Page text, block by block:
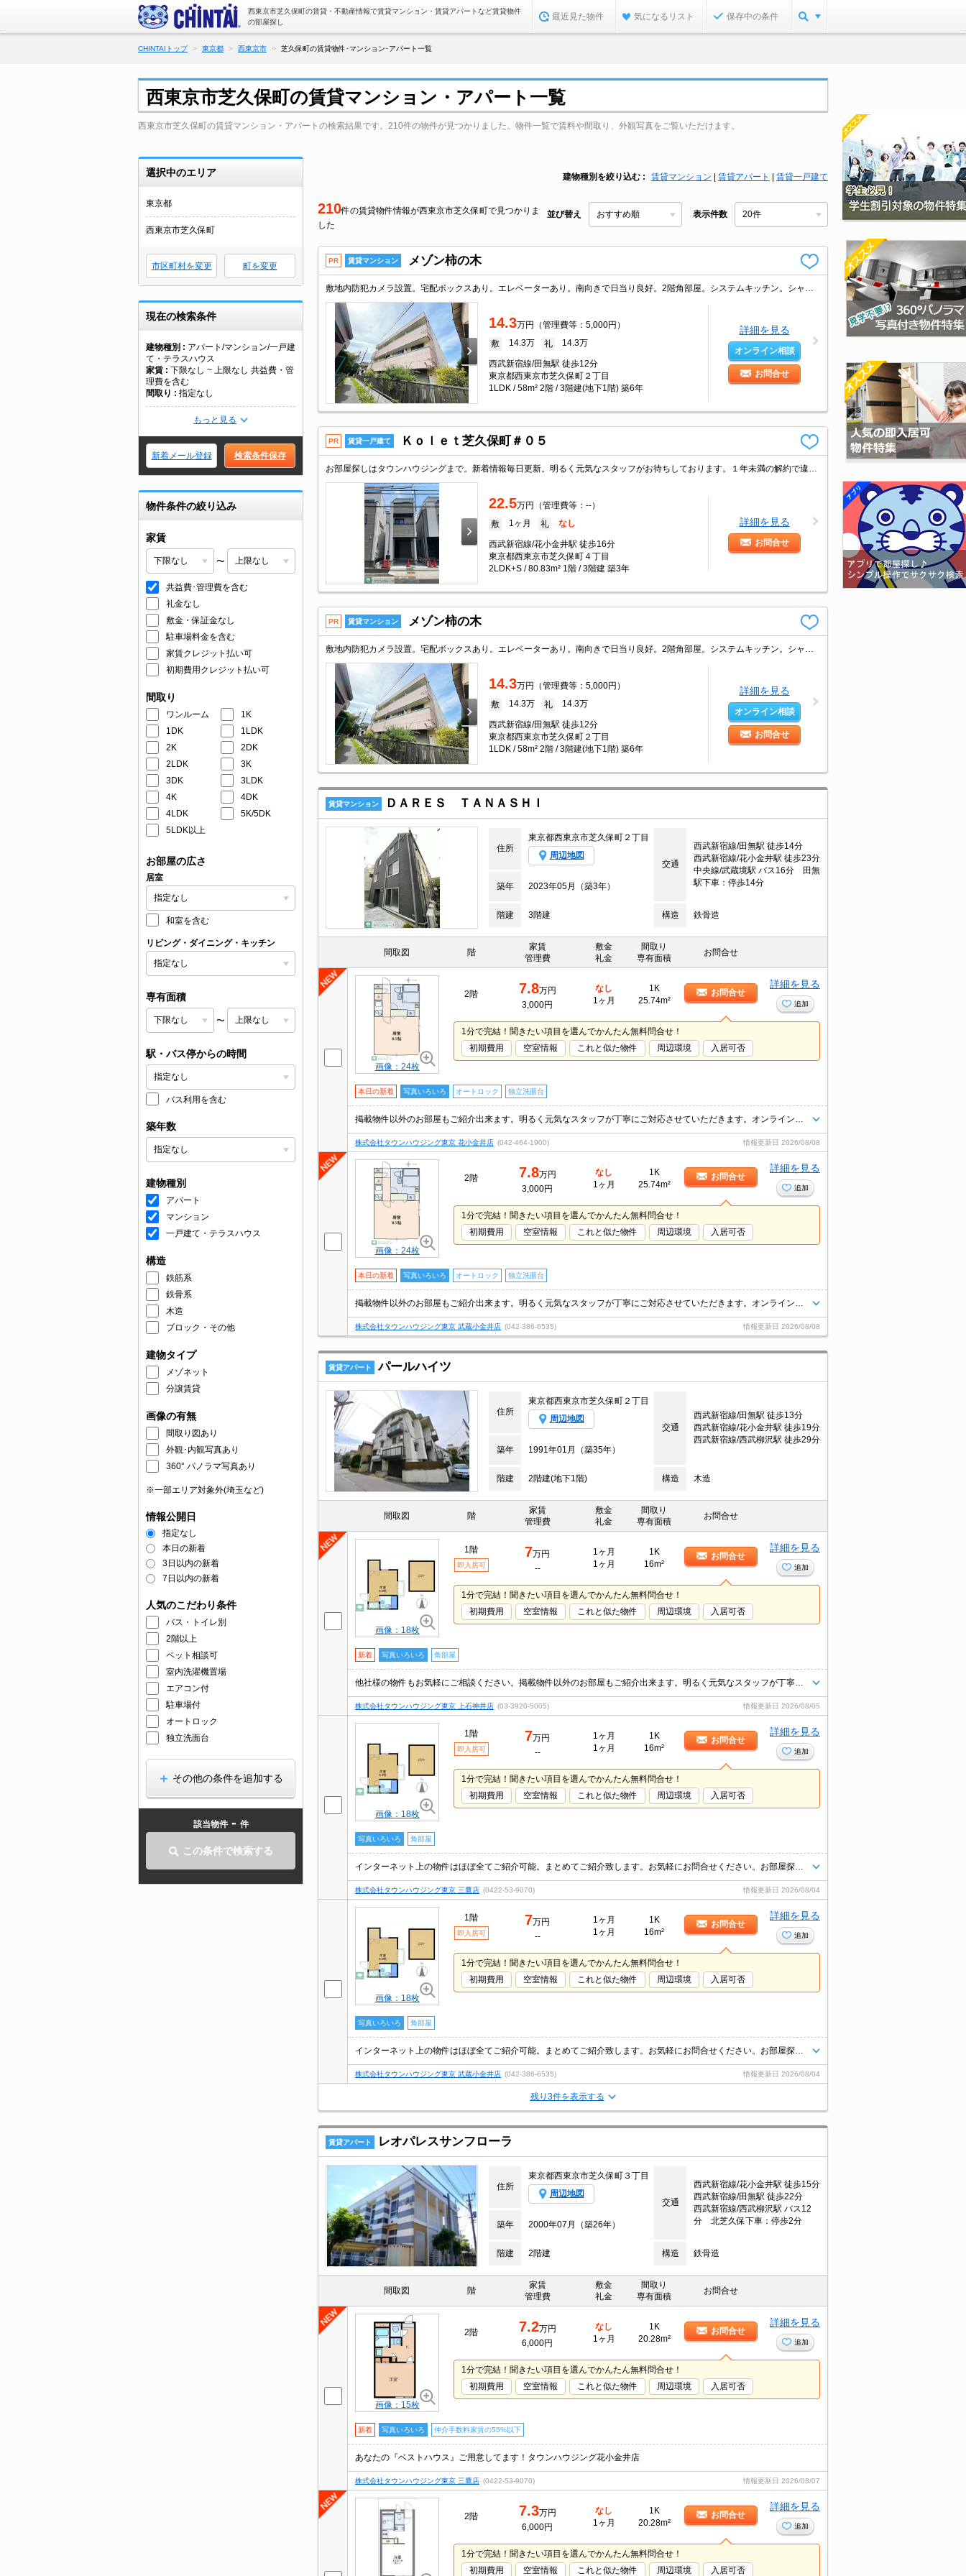
西東京市芝久保町の賃貸・不動産情報で賃貸マンション・賃貸アパートなど賃貸物件
の部屋探し
最近見た物件 気になるリスト 保存中の条件
CHINTAIトップ 東京都 西東京市 芝久保町の賃貸物件･マンション･アパート一覧
西東京市芝久保町の賃貸マンション・アパート一覧
西東京市芝久保町の賃貸マンション・アパートの検索結果です。210件の物件が見つかりました。物件一覧で賃料や間取り、外観写真をご覧いただけます。
選択中のエリア
東京都
西東京市芝久保町
市区町村を変更 町を変更
現在の検索条件
建物種別
アパート/マンション/一戸建
て・テラスハウス
家賃
下限なし ~ 上限なし 共益費・管
理費を含む
間取り
指定なし
もっと見る
新着メール登録 検索条件保存
物件条件の絞り込み
家賃
〜
共益費･管理費を含む
礼金なし
敷金・保証金なし
駐車場料金を含む
家賃クレジット払い可
初期費用クレジット払い可
間取り
ワンルーム
1K
1DK
1LDK
2K
2DK
2LDK
3K
3DK
3LDK
4K
4DK
4LDK
5K/5DK
5LDK以上
お部屋の広さ
居室
和室を含む
リビング・ダイニング・キッチン
専有面積
〜
駅・バス停からの時間
バス利用を含む
築年数
建物種別
アパート
マンション
一戸建て・テラスハウス
構造
鉄筋系
鉄骨系
木造
ブロック・その他
建物タイプ
メゾネット
分譲賃貸
画像の有無
間取り図あり
外観･内観写真あり
360° パノラマ写真あり
※一部エリア対象外(埼玉など)
情報公開日
指定なし
本日の新着
3日以内の新着
7日以内の新着
人気のこだわり条件
バス・トイレ別
2階以上
ペット相談可
室内洗濯機置場
エアコン付
駐車場付
オートロック
独立洗面台
その他の条件を追加する
該当物件 - 件
この条件で検索する
建物種別を絞り込む 賃貸マンション 賃貸アパート 賃貸一戸建て
210件の賃貸物件情報が西東京市芝久保町で見つかりま
した
並び替え 表示件数
PR 賃貸マンション メゾン柿の木
14.3万円（管理費等：5,000円）
敷 14.3万 礼 14.3万
西武新宿線/田無駅 徒歩12分
東京都西東京市芝久保町２丁目
1LDK / 58m² 2階 / 3階建(地下1階) 築6年
詳細を見る
オンライン相談
お問合せ
PR 賃貸一戸建て Ｋｏｌｅｔ芝久保町＃０５
22.5万円（管理費等：--）
敷 1ヶ月 礼 なし
西武新宿線/花小金井駅 徒歩16分
東京都西東京市芝久保町４丁目
2LDK+S / 80.83m² 1階 / 3階建 築3年
詳細を見る
お問合せ
PR 賃貸マンション メゾン柿の木
14.3万円（管理費等：5,000円）
敷 14.3万 礼 14.3万
西武新宿線/田無駅 徒歩12分
東京都西東京市芝久保町２丁目
1LDK / 58m² 2階 / 3階建(地下1階) 築6年
詳細を見る
オンライン相談
お問合せ
賃貸マンション ＤＡＲＥＳ ＴＡＮＡＳＨＩ
住所
東京都西東京市芝久保町２丁目
周辺地図
交通
西武新宿線/田無駅 徒歩14分
西武新宿線/花小金井駅 徒歩23分
中央線/武蔵境駅 バス16分 田無
駅下車：停歩14分
築年 2023年05月（築3年）
階建 3階建 構造 鉄骨造
間取図 階
家賃
管理費
敷金
礼金
間取り
専有面積
お問合せ
画像：24枚
2階 7.8万円
3,000円
なし
1ヶ月
1K
25.74m²
お問合せ
詳細を見る
追加
1分で完結！聞きたい項目を選んでかんたん無料問合せ！
初期費用
空室情報 これと似た物件 周辺環境 入居可否
本日の新着 写真いろいろ オートロック 独立洗面台
株式会社タウンハウジング東京 花小金井店 (042-464-1900) 情報更新日 2026/08/08
画像：24枚
2階 7.8万円
3,000円
なし
1ヶ月
1K
25.74m²
お問合せ
詳細を見る
追加
1分で完結！聞きたい項目を選んでかんたん無料問合せ！
初期費用
空室情報 これと似た物件 周辺環境 入居可否
本日の新着 写真いろいろ オートロック 独立洗面台
株式会社タウンハウジング東京 武蔵小金井店 (042-386-6535) 情報更新日 2026/08/08
賃貸アパート パールハイツ
住所
東京都西東京市芝久保町２丁目
周辺地図
交通
西武新宿線/田無駅 徒歩13分
西武新宿線/花小金井駅 徒歩19分
西武新宿線/西武柳沢駅 徒歩29分
築年
1991年01月（築35年）
階建 2階建(地下1階) 構造 木造
間取図 階
家賃
管理費
敷金
礼金
間取り
専有面積
お問合せ
画像：18枚
1階
即入居可
7万円
--
1ヶ月
1ヶ月
1K
16m²
お問合せ
詳細を見る
追加
1分で完結！聞きたい項目を選んでかんたん無料問合せ！
初期費用
空室情報 これと似た物件 周辺環境 入居可否
新着 写真いろいろ 角部屋
株式会社タウンハウジング東京 上石神井店 (03-3920-5005) 情報更新日 2026/08/05
画像：18枚
1階
即入居可
7万円
--
1ヶ月
1ヶ月
1K
16m²
お問合せ
詳細を見る
追加
1分で完結！聞きたい項目を選んでかんたん無料問合せ！
初期費用
空室情報 これと似た物件 周辺環境 入居可否
写真いろいろ 角部屋
株式会社タウンハウジング東京 三鷹店 (0422-53-9070) 情報更新日 2026/08/04
画像：18枚
1階
即入居可
7万円
--
1ヶ月
1ヶ月
1K
16m²
お問合せ
詳細を見る
追加
1分で完結！聞きたい項目を選んでかんたん無料問合せ！
初期費用
空室情報 これと似た物件 周辺環境 入居可否
写真いろいろ 角部屋
株式会社タウンハウジング東京 武蔵小金井店 (042-386-6535) 情報更新日 2026/08/04
残り3件を表示する
賃貸アパート レオパレスサンフローラ
住所
東京都西東京市芝久保町３丁目
周辺地図
交通
西武新宿線/花小金井駅 徒歩15分
西武新宿線/田無駅 徒歩22分
西武新宿線/西武柳沢駅 バス12
分 北芝久保下車：停歩2分
築年 2000年07月（築26年）
階建 2階建 構造 鉄骨造
間取図 階
家賃
管理費
敷金
礼金
間取り
専有面積
お問合せ
画像：15枚
2階 7.2万円
6,000円
なし
1ヶ月
1K
20.28m²
お問合せ
詳細を見る
追加
1分で完結！聞きたい項目を選んでかんたん無料問合せ！
初期費用
空室情報 これと似た物件 周辺環境 入居可否
新着 写真いろいろ 仲介手数料家賃の55%以下
あなたの『ベストハウス』ご用意してます！タウンハウジング花小金井店
株式会社タウンハウジング東京 三鷹店 (0422-53-9070) 情報更新日 2026/08/07
2階 7.3万円
6,000円
なし
1ヶ月
1K
20.28m²
お問合せ
詳細を見る
追加
1分で完結！聞きたい項目を選んでかんたん無料問合せ！
初期費用
空室情報 これと似た物件 周辺環境 入居可否